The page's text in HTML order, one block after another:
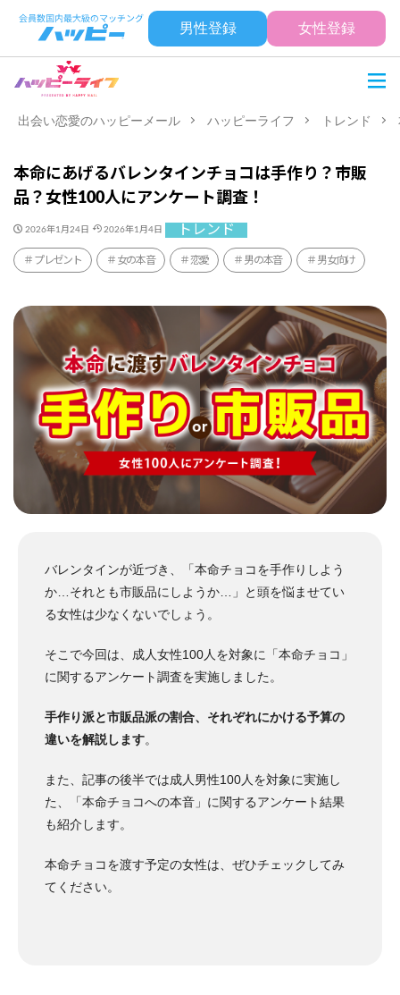
男性登録 女性登録
出会い恋愛のハッピーメール ハッピーライフ トレンド
本命にあげるバレンタインチョコは手作り？市販
品？女性100人にアンケート調査！
2026年1月24日 2026年1月4日 トレンド
プレゼント 女の本音 恋愛 男の本音 男女向け
バレンタインが近づき、「本命チョコを手作りしよう
か…それとも市販品にしようか…」と頭を悩ませてい
る女性は少なくないでしょう。
そこで今回は、成人女性100人を対象に「本命チョコ」
に関するアンケート調査を実施しました。
手作り派と市販品派の割合、それぞれにかける予算の
違いを解説します。
また、記事の後半では成人男性100人を対象に実施し
た、「本命チョコへの本音」に関するアンケート結果
も紹介します。
本命チョコを渡す予定の女性は、ぜひチェックしてみ
てください。